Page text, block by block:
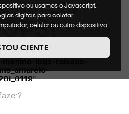
ou usamos o Javascript,
digitais para coletar
celular ou outro dispositivo.
quais cookies usaremos e quais
processamos os dados
Quando você visita nosso site,
sua solicitação específica para
do site, incluindo,
de comprar um item em nossa
CIENTE
nenhum resultado
"